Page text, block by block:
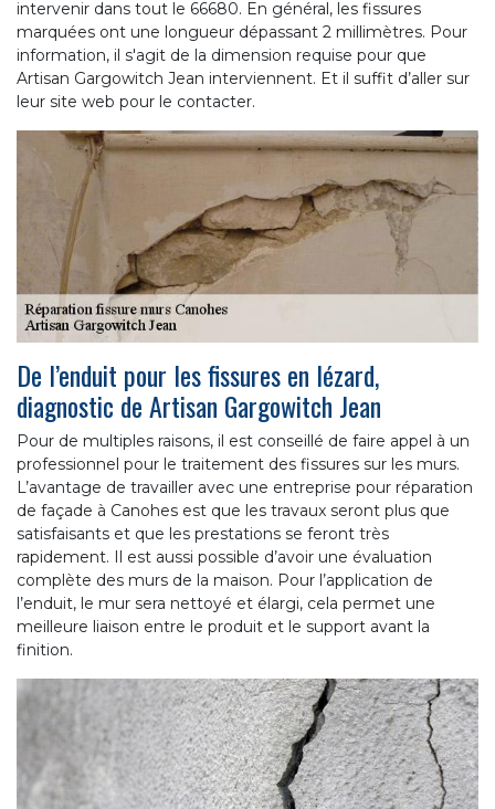
intervenir dans tout le 66680. En général, les fissures
marquées ont une longueur dépassant 2 millimètres. Pour
information, il s'agit de la dimension requise pour que
Artisan Gargowitch Jean interviennent. Et il suffit d’aller sur
leur site web pour le contacter.
De l’enduit pour les fissures en lézard,
diagnostic de Artisan Gargowitch Jean
Pour de multiples raisons, il est conseillé de faire appel à un
professionnel pour le traitement des fissures sur les murs.
L’avantage de travailler avec une entreprise pour réparation
de façade à Canohes est que les travaux seront plus que
satisfaisants et que les prestations se feront très
rapidement. Il est aussi possible d’avoir une évaluation
complète des murs de la maison. Pour l’application de
l’enduit, le mur sera nettoyé et élargi, cela permet une
meilleure liaison entre le produit et le support avant la
finition.